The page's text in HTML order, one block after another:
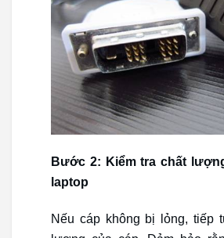
Bước 2: Kiểm tra chất
laptop
Nếu cáp không bị lỏng, tiếp